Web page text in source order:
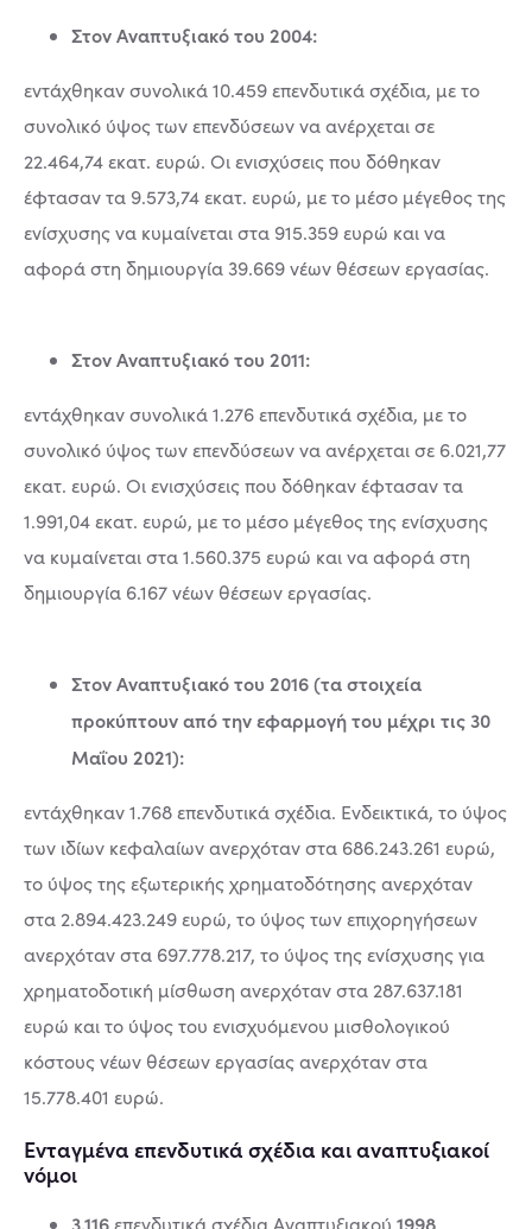
Στον Αναπτυξιακό του 2004:
εντάχθηκαν συνολικά 10.459 επενδυτικά σχέδια, με το
συνολικό ύψος των επενδύσεων να ανέρχεται σε
22.464,74 εκατ. ευρώ. Οι ενισχύσεις που δόθηκαν
έφτασαν τα 9.573,74 εκατ. ευρώ, με το μέσο μέγεθος της
ενίσχυσης να κυμαίνεται στα 915.359 ευρώ και να
αφορά στη δημιουργία 39.669 νέων θέσεων εργασίας.
Στον Αναπτυξιακό του 2011:
εντάχθηκαν συνολικά 1.276 επενδυτικά σχέδια, με το
συνολικό ύψος των επενδύσεων να ανέρχεται σε 6.021,77
εκατ. ευρώ. Οι ενισχύσεις που δόθηκαν έφτασαν τα
1.991,04 εκατ. ευρώ, με το μέσο μέγεθος της ενίσχυσης
να κυμαίνεται στα 1.560.375 ευρώ και να αφορά στη
δημιουργία 6.167 νέων θέσεων εργασίας.
Στον Αναπτυξιακό του 2016 (τα στοιχεία
προκύπτουν από την εφαρμογή του μέχρι τις 30
Μαΐου 2021):
εντάχθηκαν 1.768 επενδυτικά σχέδια. Ενδεικτικά, το ύψος
των ιδίων κεφαλαίων ανερχόταν στα 686.243.261 ευρώ,
το ύψος της εξωτερικής χρηματοδότησης ανερχόταν
στα 2.894.423.249 ευρώ, το ύψος των επιχορηγήσεων
ανερχόταν στα 697.778.217, το ύψος της ενίσχυσης για
χρηματοδοτική μίσθωση ανερχόταν στα 287.637.181
ευρώ και το ύψος του ενισχυόμενου μισθολογικού
κόστους νέων θέσεων εργασίας ανερχόταν στα
15.778.401 ευρώ.
Ενταγμένα επενδυτικά σχέδια και αναπτυξιακοί
νόμοι
3.116επενδυτικά σχέδια Αναπτυξιακού 1998